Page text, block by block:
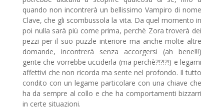
quando non incontrerà un bellissimo Vampiro di nome
Clave, che gli scombussola la vita. Da quel momento in
poi nulla sarà più come prima, perchè Zora troverà dei
pezzi per il suo puzzle interiore ma anche molte altre
domande, incontrerà senza accorgersi (ah bene!!!)
gente che vorrebbe ucciderla (ma perchè?!?!?!) e legami
affettivi che non ricorda ma sente nel profondo. Il tutto
condito con un legame particolare con una chiave che
ha da sempre al collo e che ha comportamenti bizzarri
in certe situazioni.